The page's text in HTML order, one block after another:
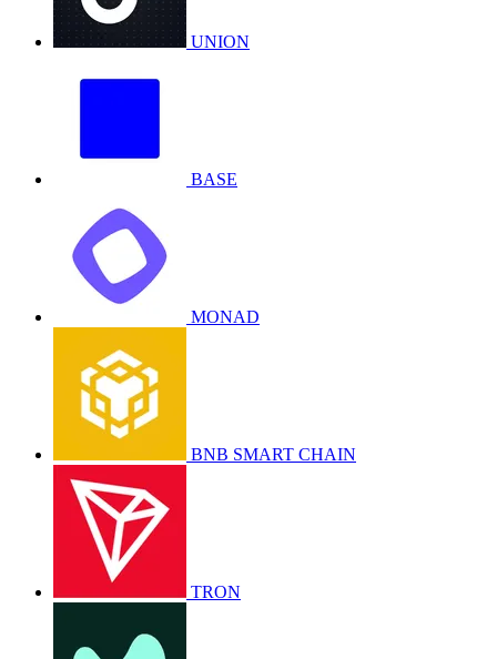
UNION
BASE
MONAD
BNB SMART CHAIN
TRON